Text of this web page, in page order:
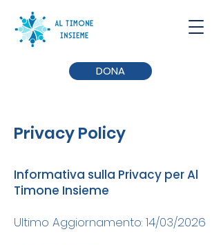
DONA
Privacy Policy
Informativa sulla Privacy per Al
Timone Insieme
Ultimo Aggiornamento: 14/03/2026